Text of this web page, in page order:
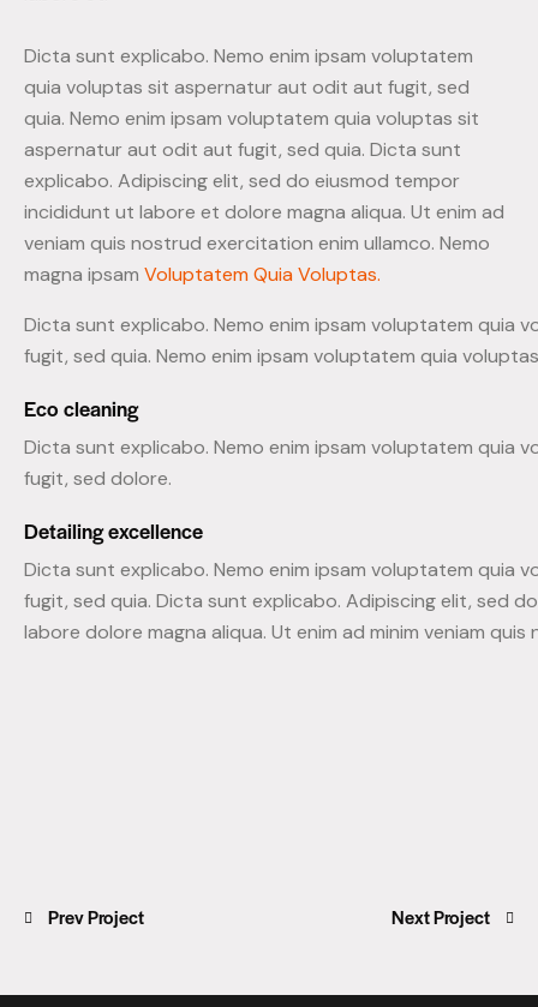
Dicta sunt explicabo. Nemo enim ipsam voluptatem
quia voluptas sit aspernatur aut odit aut fugit, sed
quia. Nemo enim ipsam voluptatem quia voluptas sit
aspernatur aut odit aut fugit, sed quia. Dicta sunt
explicabo. Adipiscing elit, sed do eiusmod tempor
incididunt ut labore et dolore magna aliqua. Ut enim ad
veniam quis nostrud exercitation enim ullamco. Nemo
magna ipsam Voluptatem Quia Voluptas.
Dicta sunt explicabo. Nemo enim ipsam voluptatem quia
fugit, sed quia. Nemo enim ipsam voluptatem quia
Eco cleaning
Dicta sunt explicabo. Nemo enim ipsam voluptatem quia
fugit, sed dolore.
Detailing excellence
Dicta sunt explicabo. Nemo enim ipsam voluptatem quia
fugit, sed quia. Dicta sunt explicabo. Adipiscing elit, sed
labore dolore magna aliqua. Ut enim ad minim veniam quis
Prev Project Next Project